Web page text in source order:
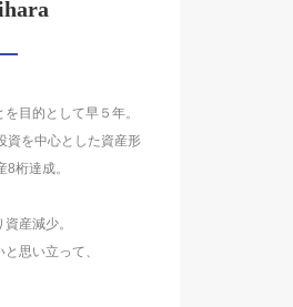
目的として早５年。
資を中心とした資産形
桁達成。
産減少。
思い立って、